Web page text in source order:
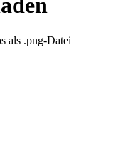
als .png-Datei